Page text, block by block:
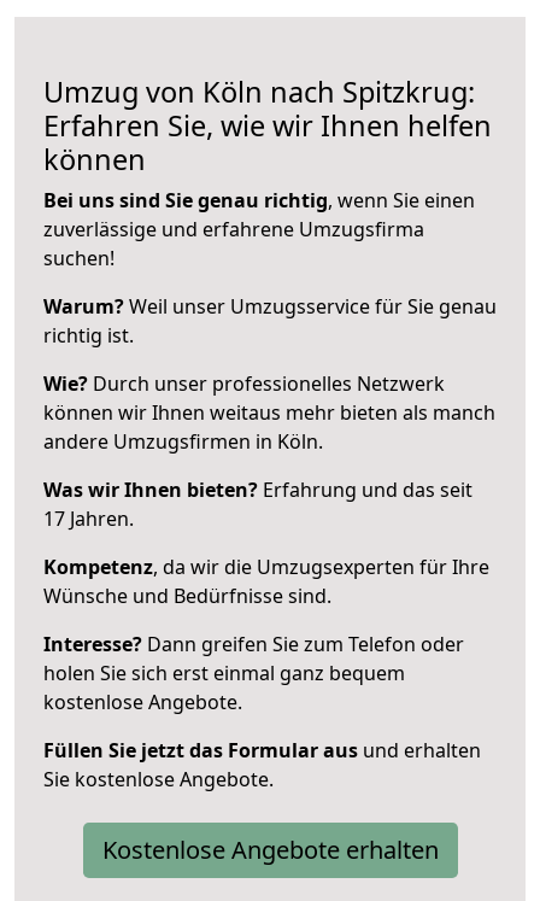
Umzug von Köln nach Spitzkrug:
Erfahren Sie, wie wir Ihnen helfen
können
Bei uns sind Sie genau richtig, wenn Sie einen
zuverlässige und erfahrene Umzugsfirma
suchen!
Warum?Weil unser Umzugsservice für Sie genau
richtig ist.
Wie? Durch unser professionelles Netzwerk
können wir Ihnen weitaus mehr bieten als manch
andere Umzugsfirmen in Köln.
Was wir Ihnen bieten? Erfahrung und das seit
17 Jahren.
Kompetenz, da wir die Umzugsexperten für Ihre
Wünsche und Bedürfnisse sind.
Interesse? Dann greifen Sie zum Telefon oder
holen Sie sich erst einmal ganz bequem
kostenlose Angebote.
Füllen Sie jetzt das Formular aus und erhalten
Sie kostenlose Angebote.
Kostenlose Angebote erhalten